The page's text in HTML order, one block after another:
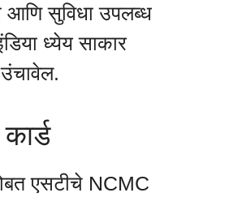
आणि सुविधा उपलब्ध
ध्येय साकार
उंचावेल.
एसटीचे NCMC